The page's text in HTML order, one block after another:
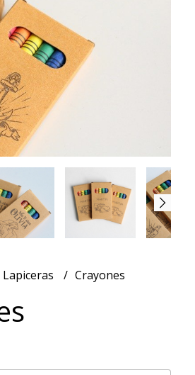
Lapiceras Crayones